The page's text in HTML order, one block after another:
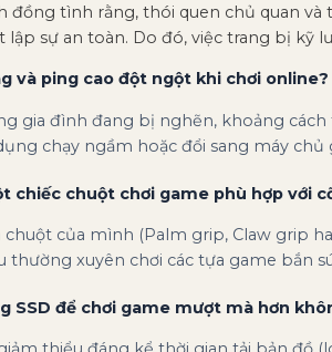
đồng tình rằng, thói quen chủ quan
sự an toàn. Do đó, việc trang bị kỹ
và ping cao đột ngột khi chơi online?
gia đình đang bị nghẽn, khoảng
chạy ngầm hoặc đổi sang máy chủ
chiếc chuột chơi game phù hợp với
chuột của mình (Palm grip, Claw grip
xuyên chơi các tựa game bắn
SSD để chơi game mượt mà hơn